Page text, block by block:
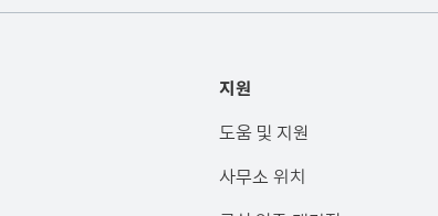
지원
도움 및 지원
사무소 위치